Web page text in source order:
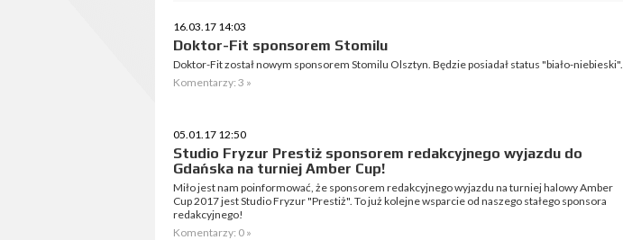
16.03.17 14:03
Doktor-Fit sponsorem Stomilu
Doktor-Fit został nowym sponsorem Stomilu Olsztyn. Będzie posiadał status "biało-niebieski".
Komentarzy: 3 »
05.01.17 12:50
Studio Fryzur Prestiż sponsorem redakcyjnego wyjazdu do
Gdańska na turniej Amber Cup!
Miło jest nam poinformować, że sponsorem redakcyjnego wyjazdu na turniej halowy Amber
Cup 2017 jest Studio Fryzur "Prestiż". To już kolejne wsparcie od naszego stałego sponsora
redakcyjnego!
Komentarzy: 0 »